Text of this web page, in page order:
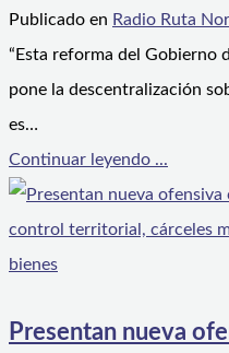
Publicado en Radio Ruta
“Esta reforma del Gobierno
pone la descentralización
es…
Continuar leyendo ...
Presentan nueva